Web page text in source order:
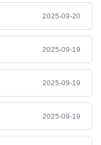
2025-09-20
2025-09-19
2025-09-19
2025-09-19